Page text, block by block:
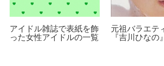
アイドル雑誌で表紙を飾
った女性アイドルの一覧
元祖バラエテ
『吉川ひなの』